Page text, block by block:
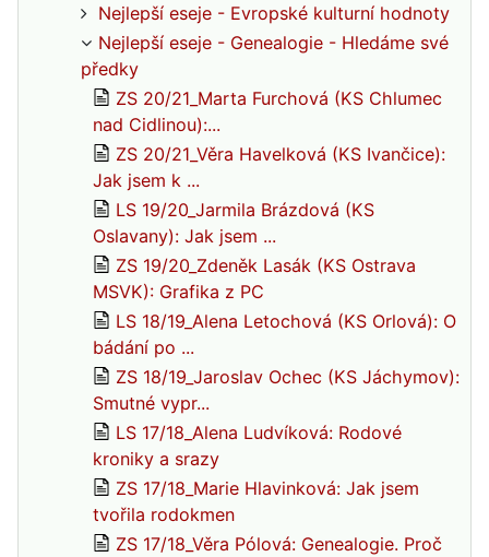
Nejlepší eseje - Evropské kulturní hodnoty
Nejlepší eseje - Genealogie - Hledáme své
předky
ZS 20/21_Marta Furchová (KS Chlumec
nad Cidlinou):...
ZS 20/21_Věra Havelková (KS Ivančice):
Jak jsem k ...
LS 19/20_Jarmila Brázdová (KS
Oslavany): Jak jsem ...
ZS 19/20_Zdeněk Lasák (KS Ostrava
MSVK): Grafika z PC
LS 18/19_Alena Letochová (KS Orlová): O
bádání po ...
ZS 18/19_Jaroslav Ochec (KS Jáchymov):
Smutné vypr...
LS 17/18_Alena Ludvíková: Rodové
kroniky a srazy
ZS 17/18_Marie Hlavinková: Jak jsem
tvořila rodokmen
ZS 17/18_Věra Pólová: Genealogie. Proč